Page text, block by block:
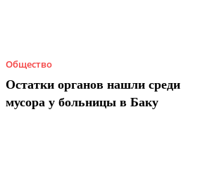
Общество
Остатки органов нашли среди
мусора у больницы в Баку